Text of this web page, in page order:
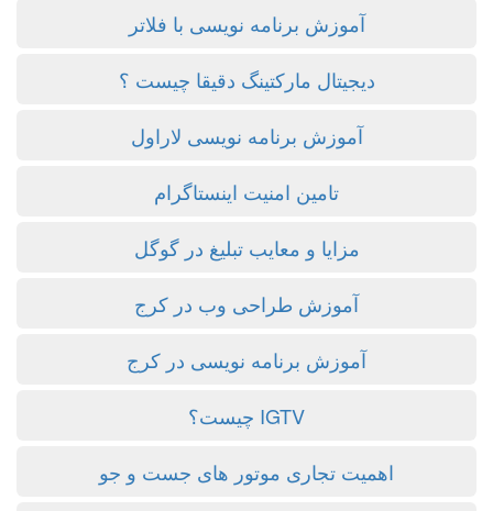
آموزش برنامه نویسی با فلاتر
دیجیتال مارکتینگ دقیقا چیست ؟
آموزش برنامه نویسی لاراول
تامین امنیت اینستاگرام
مزایا و معایب تبلیغ در گوگل
آموزش طراحی وب در کرج
آموزش برنامه نویسی در کرج
IGTV چیست؟
اهمیت تجاری موتور های جست و جو